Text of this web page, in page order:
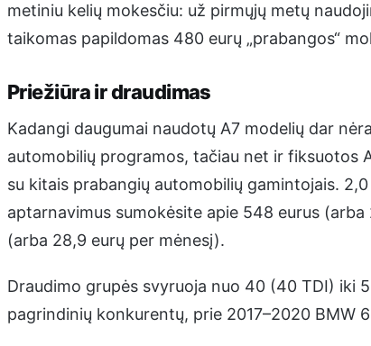
metiniu kelių mokesčiu: už pirmųjų metų
taikomas papildomas 480 eurų „prabangos“
Priežiūra ir draudimas
Kadangi daugumai naudotų A7 modelių dar
automobilių programos, tačiau net ir fiksuotos
su kitais prabangių automobilių gamintojais.
aptarnavimus sumokėsite apie 548 eurus
(arba 28,9 eurų per mėnesį).
Draudimo grupės svyruoja nuo 40 (40 TDI) iki
pagrindinių konkurentų, prie 2017–2020 BMW